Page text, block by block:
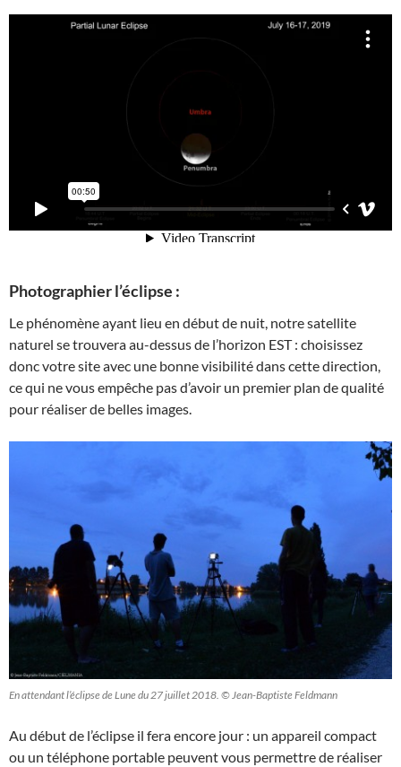
Photographier l’éclipse :
Le phénomène ayant lieu en début de nuit, notre satellite
naturel se trouvera au-dessus de l’horizon EST : choisissez
donc votre site avec une bonne visibilité dans cette direction,
ce qui ne vous empêche pas d’avoir un premier plan de qualité
pour réaliser de belles images.
En attendant l’éclipse de Lune du 27 juillet 2018. © Jean-Baptiste Feldmann
Au début de l’éclipse il fera encore jour : un appareil compact
ou un téléphone portable peuvent vous permettre de réaliser